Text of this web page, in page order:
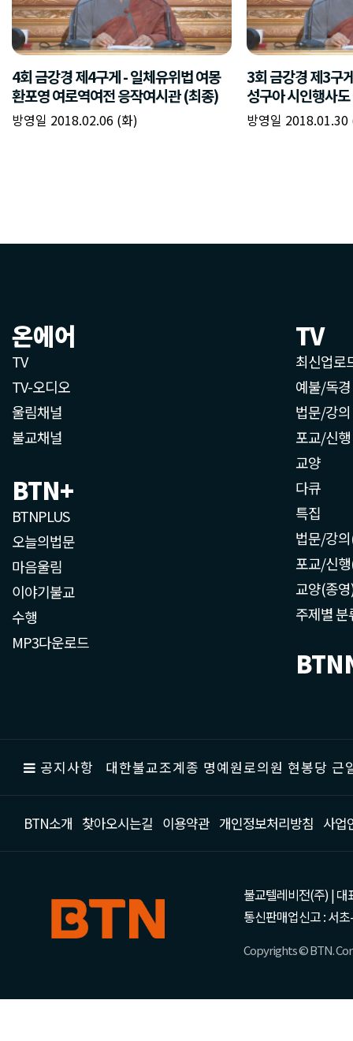
4회 금강경 제4구게 - 일체유위법 여몽
환포영 여로역여전 응작여시관 (최종)
방영일 2018.02.06 (화)
3회 금강경 제3구
성구아 시인행사
방영일 2018.01.30
온에어
TV
TV-오디오
울림채널
불교채널
BTN+
BTNPLUS
오늘의법문
마음울림
이야기불교
수행
MP3다운로드
TV
최신업로
예불/독경
법문/강의
포교/신행
교양
다큐
특집
법문/강
포교/신
교양(종
주제별 분
공지사항 대한불교조계종 명예원로의원 현봉당
BTN소개 찾아오시는길 이용약관 개인정보처리방침 사업
불교텔레비전(주) | 대
통신판매업신고 : 서
Copyrights © BTN.